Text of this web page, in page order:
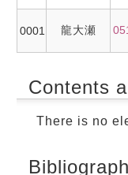
0001 龍大瀬
Contents
There is no